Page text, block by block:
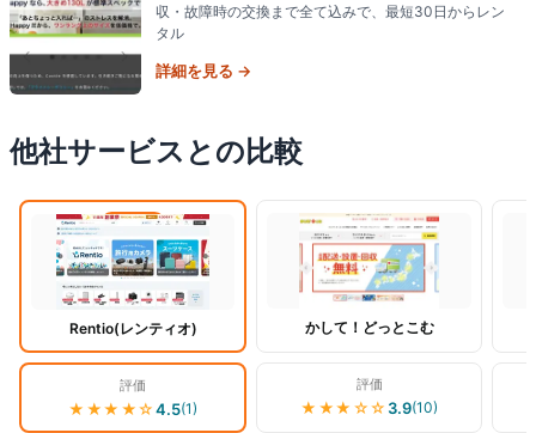
収・故障時の交換まで全て込みで、最短30日からレン
タル
詳細を見る →
他社サービスとの比較
閲覧中
Rentio(レンティオ) かして！どっとこむ
評価
★★★★☆4.5(1)
評価
★★★ ☆☆ 3.9(10)